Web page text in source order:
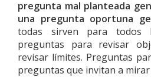
pregunta mal planteada
una pregunta oportuna
todas sirven para todos
preguntas para revisar
revisar límites. Preguntas
preguntas que invitan a